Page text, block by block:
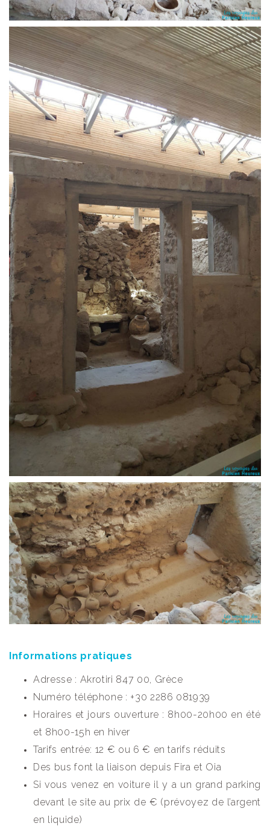
Informations pratiques
Adresse : Akrotiri 847 00, Grèce
Numéro téléphone : +30 2286 081939
Horaires et jours ouverture : 8h00-20h00 en été
et 8h00-15h en hiver
Tarifs entrée: 12 € ou 6 € en tarifs réduits
Des bus font la liaison depuis Fira et Oia
Si vous venez en voiture il y a un grand parking
devant le site au prix de € (prévoyez de l’argent
en liquide)